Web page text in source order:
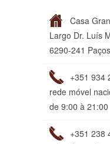
Casa
Largo Dr. Luís
6290-241
+351 934
rede móvel
de 9:00 à 21:00
+351 238